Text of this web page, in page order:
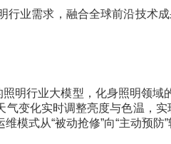
业需求，融合全球前沿技术
明行业大模型，化身照明领
化实时调整亮度与色温，
式从“被动抢修”向“主动预防